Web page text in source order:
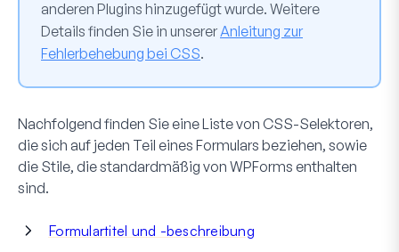
anderen Plugins hinzugefügt wurde. Weitere
Details finden Sie in unserer Anleitung zur
Fehlerbehebung bei CSS.
Nachfolgend finden Sie eine Liste von CSS-Selektoren,
die sich auf jeden Teil eines Formulars beziehen, sowie
die Stile, die standardmäßig von WPForms enthalten
sind.
Formulartitel und -beschreibung